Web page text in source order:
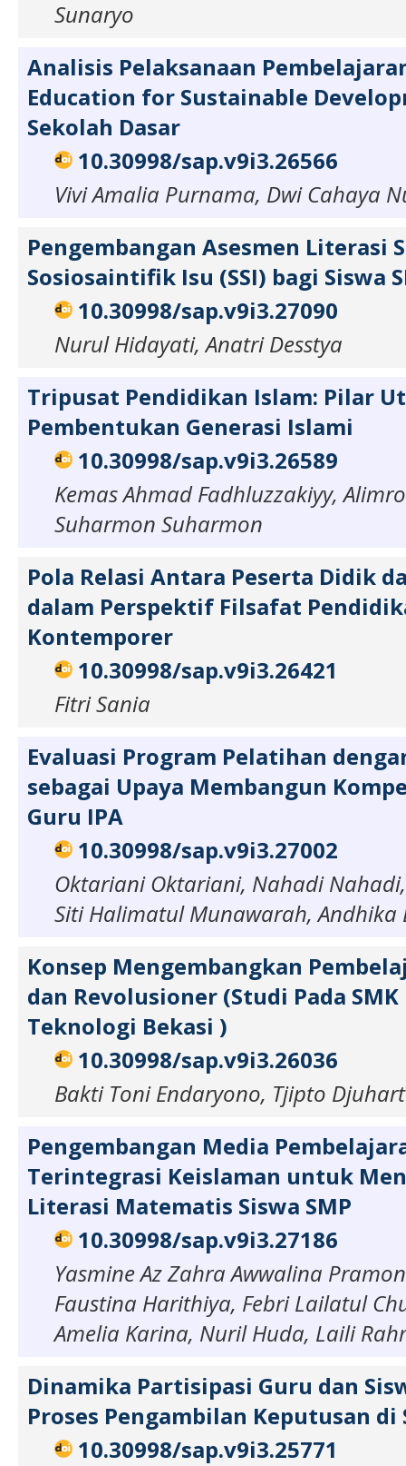
Sunaryo
Analisis Pelaksanaan
Education for Sustainable
Sekolah Dasar
10.30998/sap.v9i3.26566
Vivi Amalia Purnama, Dwi Cahaya
Pengembangan Asesmen Literasi
Sosiosaintifik Isu (SSI) bagi Siswa
10.30998/sap.v9i3.27090
Nurul Hidayati, Anatri Desstya
Tripusat Pendidikan Islam: Pilar
Pembentukan Generasi Islami
10.30998/sap.v9i3.26589
Kemas Ahmad Fadhluzzakiyy,
Suharmon Suharmon
Pola Relasi Antara Peserta Didik
dalam Perspektif Filsafat
Kontemporer
10.30998/sap.v9i3.26421
Fitri Sania
Evaluasi Program Pelatihan
sebagai Upaya Membangun
Guru IPA
10.30998/sap.v9i3.27002
Oktariani Oktariani, Nahadi
Siti Halimatul Munawarah, Andhika
Konsep Mengembangkan
dan Revolusioner (Studi Pada
Teknologi Bekasi )
10.30998/sap.v9i3.26036
Bakti Toni Endaryono, Tjipto
Pengembangan Media
Terintegrasi Keislaman untuk
Literasi Matematis Siswa SMP
10.30998/sap.v9i3.27186
Yasmine Az Zahra Awwalina
Faustina Harithiya, Febri Lailatul
Amelia Karina, Nuril Huda, Laili
Dinamika Partisipasi Guru dan
Proses Pengambilan Keputusan di
10.30998/sap.v9i3.25771